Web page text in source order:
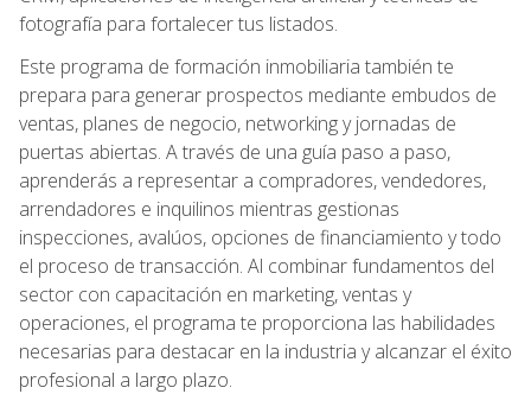
fotografía para fortalecer tus listados.
Este programa de formación inmobiliaria también te
prepara para generar prospectos mediante embudos de
ventas, planes de negocio, networking y jornadas de
puertas abiertas. A través de una guía paso a paso,
aprenderás a representar a compradores, vendedores,
arrendadores e inquilinos mientras gestionas
inspecciones, avalúos, opciones de financiamiento y todo
el proceso de transacción. Al combinar fundamentos del
sector con capacitación en marketing, ventas y
operaciones, el programa te proporciona las habilidades
necesarias para destacar en la industria y alcanzar el éxito
profesional a largo plazo.